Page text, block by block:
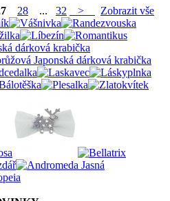
28 ... 32 > Zobrazit vše